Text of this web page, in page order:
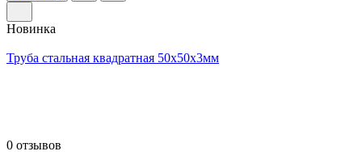
Новинка
Труба стальная квадратная 50х50х3мм
0 отзывов